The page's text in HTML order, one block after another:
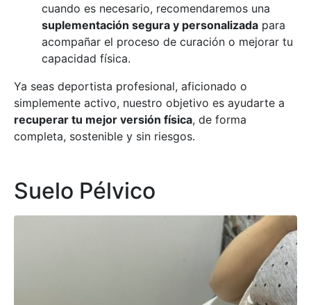
cuando es necesario, recomendaremos una
suplementación segura y personalizada para
acompañar el proceso de curación o mejorar tu
capacidad física.
Ya seas deportista profesional, aficionado o
simplemente activo, nuestro objetivo es ayudarte a
recuperar tu mejor versión física, de forma
completa, sostenible y sin riesgos.
Suelo Pélvico